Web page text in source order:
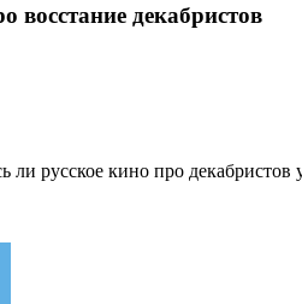
декабристов
ли русское кино про декабристов